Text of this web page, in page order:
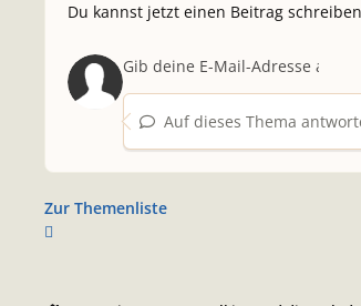
Du kannst jetzt einen Beitrag
Auf dieses Thema
Zur Themenliste